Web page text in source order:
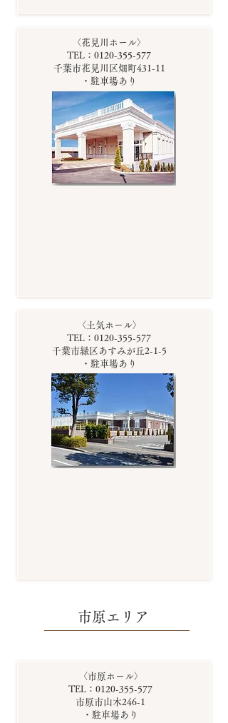
〈花見川ホール〉
TEL：0120-355-577
千葉市花見川区畑町431-11
・駐車場あり
〈土気ホール〉
TEL：0120-355-577
千葉市緑区あすみが丘2-1-5
・駐車場あり
市原エリア
〈市原ホール〉
TEL：0120-355-577
市原市山木246-1
・駐車場あり